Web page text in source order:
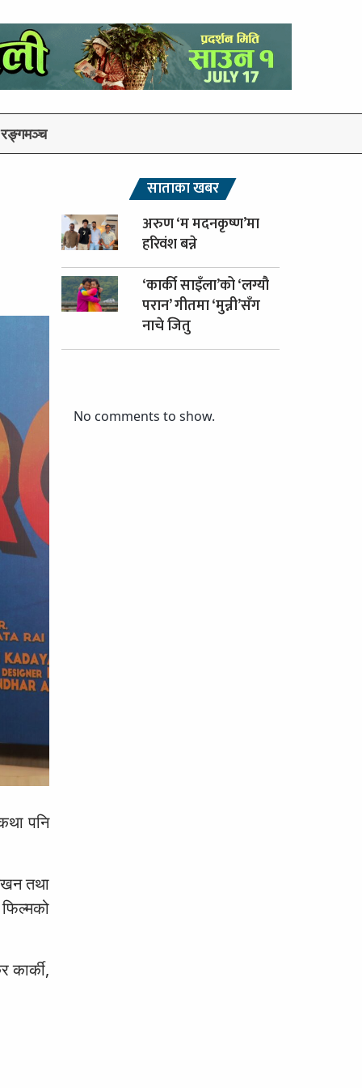
रङ्गमञ्च
पनि
तथा
कार्की,
साताका खबर
अरुण ‘म मदनकृष्ण’मा
हरिवंश बन्ने
‘कार्की साइँला’को ‘लग्यौ
परान’ गीतमा ‘मुन्नी’सँग
नाचे जितु
No comments to show.